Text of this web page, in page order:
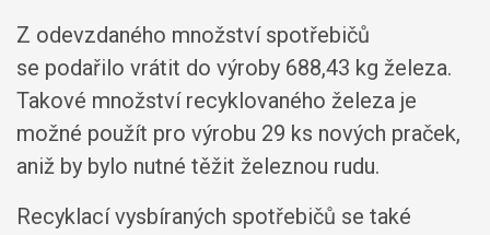
Z odevzdaného množství spotřebičů
se podařilo vrátit do výroby 688,43 kg železa.
Takové množství recyklovaného železa je
možné použít pro výrobu 29 ks nových praček,
aniž by bylo nutné těžit železnou rudu.
Recyklací vysbíraných spotřebičů se také